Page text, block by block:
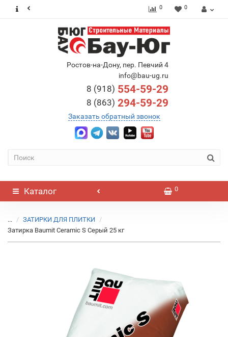
0 0
Ростов-на-Дону, пер. Певчий 4
info@bau-ug.ru
8 (918) 554-59-29
8 (863) 294-59-29
Заказать обратный звонок
Каталог 0
...
ЗАТИРКИ ДЛЯ ПЛИТКИ
Затирка Baumit Ceramic S Серый 25 кг